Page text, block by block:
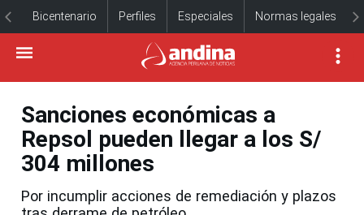
Bicentenario Perfiles Especiales Normas legales
Sanciones económicas a
Repsol pueden llegar a los S/
304 millones
Por incumplir acciones de remediación y plazos